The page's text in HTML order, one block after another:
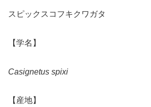
スピックスコフキクワガタ
【学名】
Casignetus spixi
【産地】